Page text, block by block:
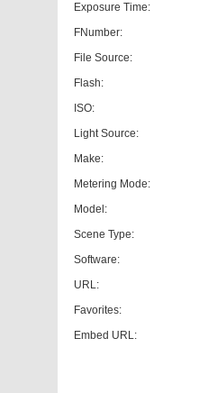
Exposure Time:
FNumber:
File Source:
Flash:
ISO:
Light Source:
Make:
Metering Mode:
Model:
Scene Type:
Software:
URL:
Favorites:
Embed URL: